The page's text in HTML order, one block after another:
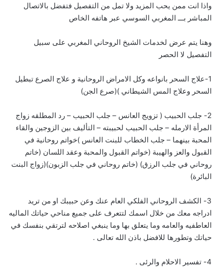
واذا انت ممن يحب المزيد ولا تمل من التفصيل فتفضل بالاتصال
المباشر بـــ المغربي السوسي عبر هاتفه الخاص
وهنا يتم عرض لخدمات الشيخ الروحاني المغربي على سبيل
التفصيل لا الحصر
1-علاج السحر بانواعه وكل الامراض الروحانية و علاج الصرع تبطيل
السحر وعلاج المس الشيطاني )(صرع الجن)
2- جلب الحبيب ( تزويج العانس – جلب الحبيب – رد المطلقه زواج
المرأة الارمله – جلب الحبيب لحبيبته – التأليف بين الزوجين والقاء
المحبة بينهما – جلب الخطاب للبنت العانس )خواتم روحانية في
القبول والعز والهيبة (خواتم القبول والمحبة وعقد اللسان (خاتم
روحاني في جلب الرزق) (خاتم روحاني في جلب الزبون)(زواج البنت
البائرة)
3- الكشف الروحاني الفلكي العام عنك وعن حبيبك او من تريد
ادراجه معك من خلال اسمك لتتعرف على جميع مناحي حياتك الماليه
العاطفيه والعامه وما يتعلق بها وما ينبغي اصلاحه لترتقي بنفسك في
حياتك وتطورها للافضل باذن الله تعالى .
4- تفسير الاحلام والرئى .